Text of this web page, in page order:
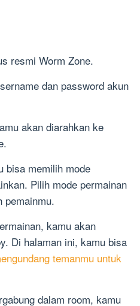
resmi Worm Zone.
dan password akun
akan diarahkan ke
bisa memilih mode
Pilih mode permainan
pemainmu.
kamu akan
Di halaman ini, kamu bisa
temanmu untuk
dalam room, kamu